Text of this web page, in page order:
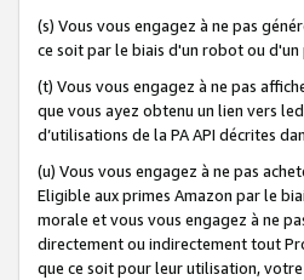
(s) Vous vous engagez à ne pas
ce soit par le biais d'un robot ou
(t) Vous vous engagez à ne pas
que vous ayez obtenu un lien vers
d’utilisations de la PA API décrites
(u) Vous vous engagez à ne pas
Eligible aux primes Amazon par le
morale et vous vous engagez à ne
directement ou indirectement tout
que ce soit pour leur utilisation,